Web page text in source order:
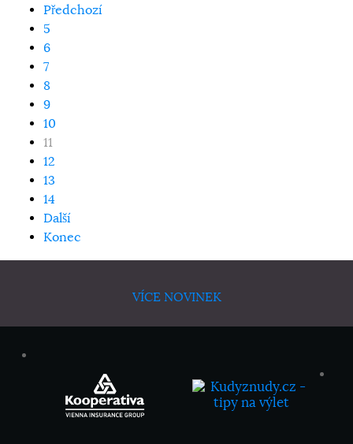
Předchozí
5
6
7
8
9
10
11
12
13
14
Další
Konec
VÍCE NOVINEK